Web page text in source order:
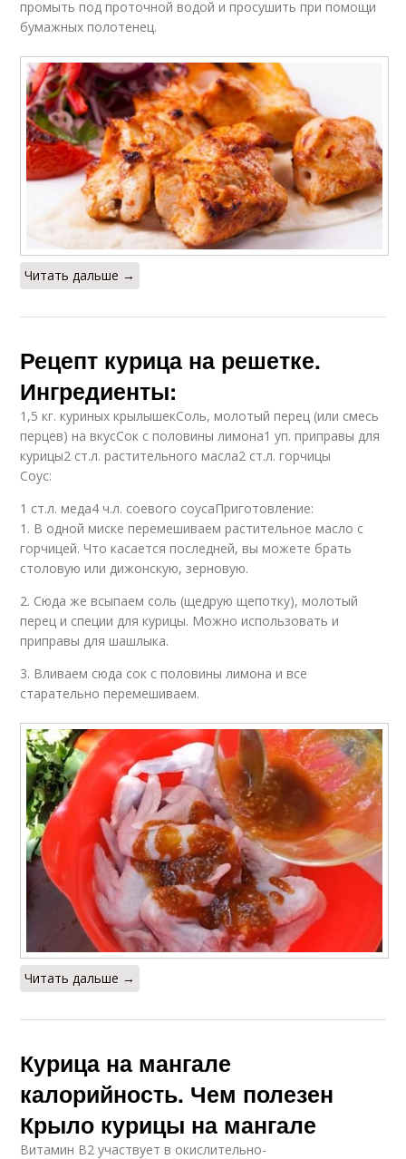
промыть под проточной водой и просушить при помощи
бумажных полотенец.
Читать дальше →
Рецепт курица на решетке.
Ингредиенты:
1,5 кг. куриных крылышекСоль, молотый перец (или смесь
перцев) на вкусСок с половины лимона1 уп. приправы для
курицы2 ст.л. растительного масла2 ст.л. горчицы
Соус:
1 ст.л. меда4 ч.л. соевого соусаПриготовление:
1. В одной миске перемешиваем растительное масло с
горчицей. Что касается последней, вы можете брать
столовую или дижонскую, зерновую.
2. Сюда же всыпаем соль (щедрую щепотку), молотый
перец и специи для курицы. Можно использовать и
приправы для шашлыка.
3. Вливаем сюда сок с половины лимона и все
старательно перемешиваем.
Читать дальше →
Курица на мангале
калорийность. Чем полезен
Крыло курицы на мангале
Витамин В2 участвует в окислительно-